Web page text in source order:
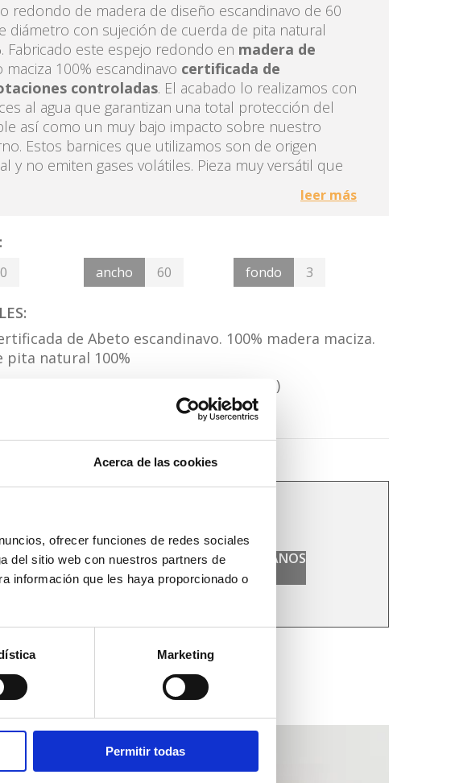
Acerca de las cookies
ofrecer funciones de redes sociales
del sitio web con nuestros partners de
información que les haya proporcionado o
Marketing
Permitir todas
Sillas y bancos
redondo de madera de diseño escandinavo de 60
diámetro con sujeción de cuerda de pita natural
Fabricado este espejo redondo en madera de
maciza 100% escandinavo certificada de
controladas. El acabado lo realizamos con
al agua que garantizan una total protección del
así como un muy bajo impacto sobre nuestro
Estos barnices que utilizamos son de origen
y no emiten gases volátiles. Pieza muy versátil que
encima de una cómoda, como espejo para el
de la casa. El agujero que nos vale como pasador
cuerda es el toque original. Color natural que
frescura y calidez.
fabricarse en medidas especiales previa consulta.
by Chus Vives.
moblebo.com/producto/recibidor-nordico-madera-
leer más
ancho 60 fondo 3
de Abeto escandinavo. 100% madera maciza.
pita natural 100%
Barniz con base al agua (sin disolventes)
25 días laborables
AL CARRITO
¿DUDAS? CONTACTANOS